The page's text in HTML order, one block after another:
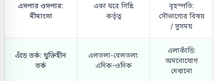
এসপার ওসপার:
মীমাংসা
একা ঘরে গিন্নি:
কর্তৃত্ব
বৃহস্পতি:
সৌভাগ্যের বিষয়
/ সুসময়
এঁড়ে তর্ক: যুক্তিহীন
তর্ক
এলতলা-বেলতলা:
এদিক-ওদিক
এলাকাঁড়ি:
অমনোযোগ
দেখানো